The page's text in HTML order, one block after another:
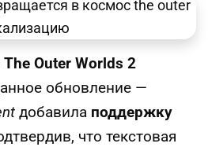
The Outer Worlds 2
обновление —
добавила поддержку
что текстовая